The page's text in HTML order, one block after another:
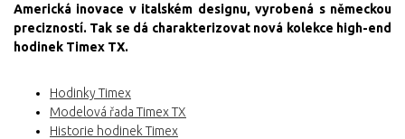
Americká inovace v italském designu, vyrobená s německou
precizností. Tak se dá charakterizovat nová kolekce high-end
hodinek Timex TX.
Hodinky Timex
Modelová řada Timex TX
Historie hodinek Timex